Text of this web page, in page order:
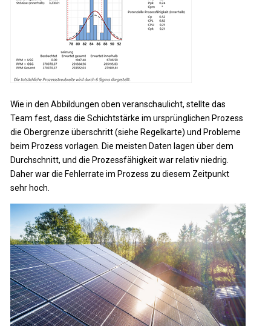
Wie in den Abbildungen oben veranschaulicht, stellte das
Team fest, dass die Schichtstärke im ursprünglichen Prozess
die Obergrenze überschritt (siehe Regelkarte) und Probleme
beim Prozess vorlagen. Die meisten Daten lagen über dem
Durchschnitt, und die Prozessfähigkeit war relativ niedrig.
Daher war die Fehlerrate im Prozess zu diesem Zeitpunkt
sehr hoch.